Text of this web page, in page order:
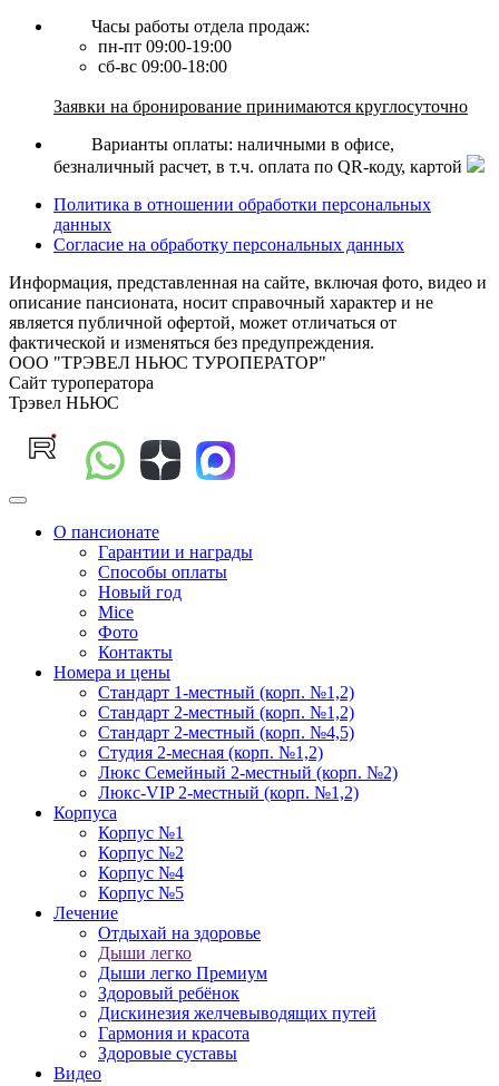
Часы работы отдела продаж:
пн-пт 09:00-19:00
сб-вс 09:00-18:00
Заявки на бронирование принимаются круглосуточно
Варианты оплаты: наличными в офисе,
безналичный расчет, в т.ч. оплата по QR-коду, картой
Политика в отношении обработки персональных
данных
Согласие на обработку персональных данных
Информация, представленная на сайте, включая фото, видео и
описание пансионата, носит справочный характер и не
является публичной офертой, может отличаться от
фактической и изменяться без предупреждения.
ООО "ТРЭВЕЛ НЬЮС ТУРОПЕРАТОР"
Сайт туроператора
Трэвел НЬЮС
О пансионате
Гарантии и награды
Способы оплаты
Новый год
Mice
Фото
Контакты
Номера и цены
Стандарт 1-местный (корп. №1,2)
Стандарт 2-местный (корп. №1,2)
Стандарт 2-местный (корп. №4,5)
Студия 2-месная (корп. №1,2)
Люкс Семейный 2-местный (корп. №2)
Люкс-VIP 2-местный (корп. №1,2)
Корпуса
Корпус №1
Корпус №2
Корпус №4
Корпус №5
Лечение
Отдыхай на здоровье
Дыши легко
Дыши легко Премиум
Здоровый ребёнок
Дискинезия желчевыводящих путей
Гармония и красота
Здоровые суставы
Видео